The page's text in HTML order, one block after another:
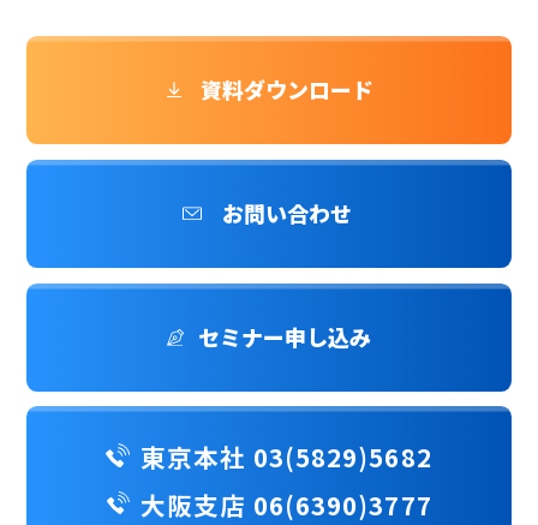
資料ダウンロード
お問い合わせ
セミナー申し込み
東京本社 03(5829)5682
大阪支店 06(6390)3777